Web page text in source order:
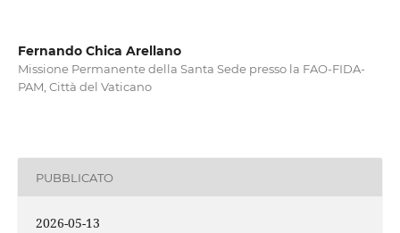
Fernando Chica Arellano
Missione Permanente della Santa Sede presso la FAO-FIDA-
PAM, Città del Vaticano
PUBBLICATO
2026-05-13